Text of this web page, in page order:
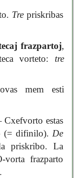
Trepriskribas
frazpartoj,
vorteto: tre
mem esti
Cxefvorto estas
(= difinilo). De
priskribo. La
vorta frazparto